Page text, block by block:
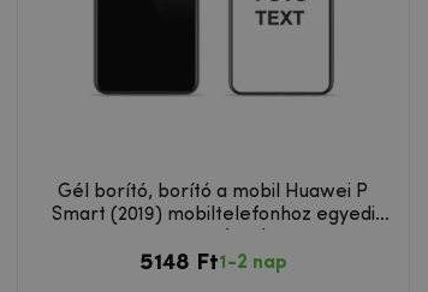
Gél borító, borító a mobil Huawei P
Smart (2019) mobiltelefonhoz egyedi
5148 Ft1-2 nap